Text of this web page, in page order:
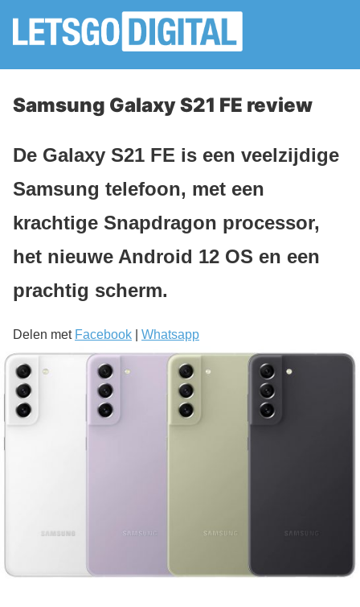
Samsung Galaxy S21 FE review
De Galaxy S21 FE is een veelzijdige
Samsung telefoon, met een
krachtige Snapdragon processor,
het nieuwe Android 12 OS en een
prachtig scherm.
Delen met Facebook Whatsapp